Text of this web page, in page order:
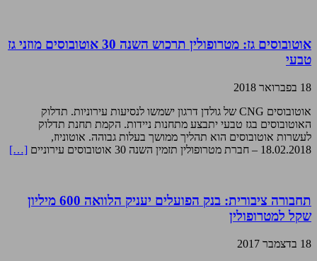
אוטובוסים גז: מטרופולין תרכוש השנה 30 אוטובוסים מוזני גז
טבעי
18 בפברואר 2018
אוטובוסים CNG של גולדן דרגון ישמשו לנסיעות עירוניות. תדלוק
האוטובוסים בגז טבעי יתבצע מתחנות ניידות. הקמת תחנת תדלוק
לעשרות אוטובוסים הוא תהליך ממושך בעלות גבוהה. אוטוניוז,
18.02.2018 – חברת מטרופולין תזמין השנה 30 אוטובוסים עירוניים
[…]
תחבורה ציבורית: בנק הפועלים יעניק הלוואה 600 מיליון
שקל למטרופולין
18 בדצמבר 2017